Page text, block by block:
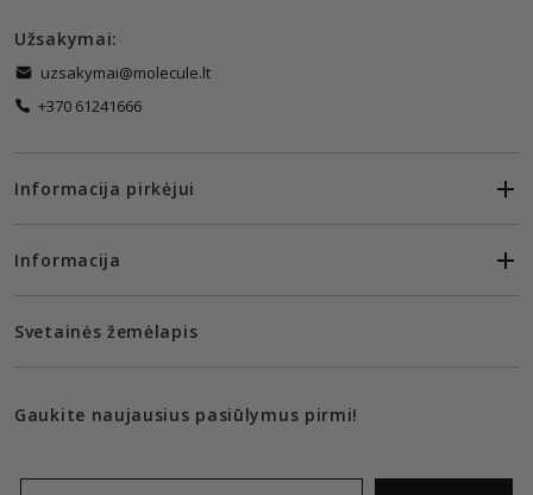
Užsakymai:
uzsakymai@molecule.lt
+370 61241666
Informacija pirkėjui
Informacija
Svetainės žemėlapis
Gaukite naujausius pasiūlymus pirmi!